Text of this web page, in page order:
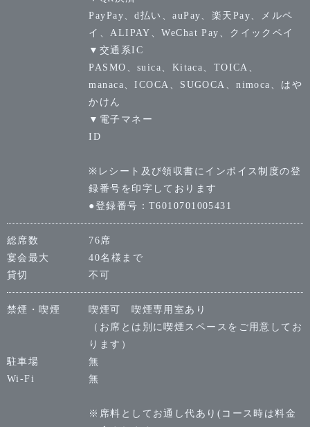
PayPay、d払い、auPay、楽天Pay、メルペ
イ、ALIPAY、WeChat Pay、クイックペイ
▼交通系IC
PASMO、suica、Kitaca、TOICA、
manaca、ICOCA、SUGOCA、nimoca、はや
かけん
▼電子マネー
ID
※レシート及び領収書にインボイス制度の登
録番号を印字しております
●登録番号：T6010701005431
総席数
76席
宴会最大
40名様まで
貸切
不可
禁煙・喫煙
喫煙可 喫煙専用室あり
（お席とは別に喫煙スペースをご用意してお
ります）
駐車場
無
Wi-Fi
無
※席料としてお通し代あり(コース時は料金